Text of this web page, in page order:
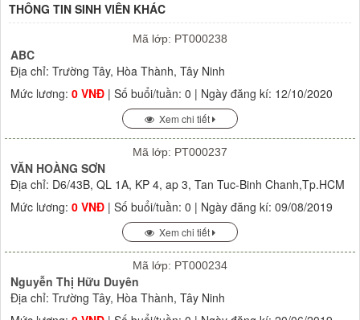
THÔNG TIN SINH VIÊN KHÁC
Mã lớp: PT000238
ABC
Địa chỉ: Trường Tây, Hòa Thành, Tây Ninh
Mức lương: 0 VNĐ | Số buổi/tuần: 0 | Ngày đăng kí: 12/10/2020
Xem chi tiết
Mã lớp: PT000237
VĂN HOÀNG SƠN
Địa chỉ: D6/43B, QL 1A, KP 4, ap 3, Tan Tuc-Binh Chanh,Tp.HCM
Mức lương: 0 VNĐ | Số buổi/tuần: 0 | Ngày đăng kí: 09/08/2019
Xem chi tiết
Mã lớp: PT000234
Nguyễn Thị Hữu Duyên
Địa chỉ: Trường Tây, Hòa Thành, Tây Ninh